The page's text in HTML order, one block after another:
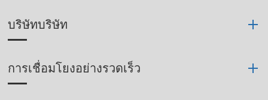
บริษัทบริษัท
การเชื่อมโยงอย่างรวดเร็ว